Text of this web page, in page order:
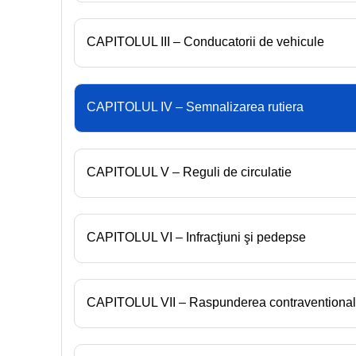
CAPITOLUL III – Conducatorii de vehicule
CAPITOLUL IV – Semnalizarea rutiera
CAPITOLUL V – Reguli de circulatie
CAPITOLUL VI – Infracţiuni şi pedepse
CAPITOLUL VII – Raspunderea